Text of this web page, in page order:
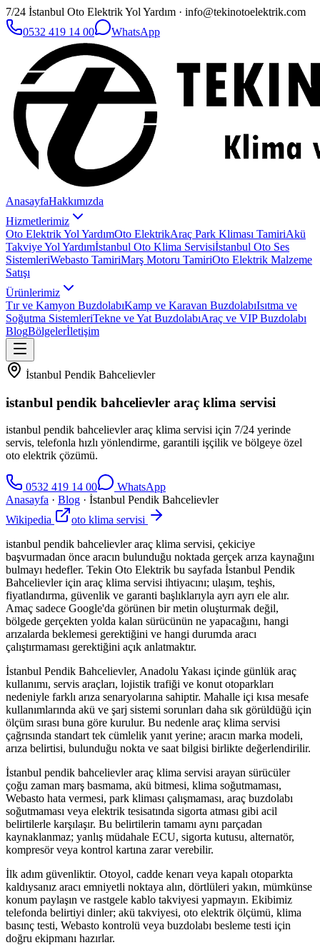
7/24 İstanbul Oto Elektrik Yol Yardım · info@tekinotoelektrik.com
0532 419 14 00
WhatsApp
AnasayfaHakkımızda
Hizmetlerimiz
Oto Elektrik Yol YardımOto ElektrikAraç Park Kliması TamiriAkü
Takviye Yol Yardımİstanbul Oto Klima Servisiİstanbul Oto Ses
SistemleriWebasto TamiriMarş Motoru TamiriOto Elektrik Malzeme
Satışı
Ürünlerimiz
Tır ve Kamyon BuzdolabıKamp ve Karavan BuzdolabıIsıtma ve
Soğutma SistemleriTekne ve Yat BuzdolabıAraç ve VIP Buzdolabı
BlogBölgelerİletişim
İstanbul Pendik Bahcelievler
istanbul pendik bahcelievler araç klima servisi
istanbul pendik bahcelievler araç klima servisi için 7/24 yerinde
servis, telefonla hızlı yönlendirme, garantili işçilik ve bölgeye özel
oto elektrik çözümü.
0532 419 14 00
WhatsApp
Anasayfa · Blog · İstanbul Pendik Bahcelievler
Wikipedia
oto klima servisi
istanbul pendik bahcelievler araç klima servisi, çekiciye
başvurmadan önce aracın bulunduğu noktada gerçek arıza kaynağını
bulmayı hedefler. Tekin Oto Elektrik bu sayfada İstanbul Pendik
Bahcelievler için araç klima servisi ihtiyacını; ulaşım, teşhis,
fiyatlandırma, güvenlik ve garanti başlıklarıyla ayrı ayrı ele alır.
Amaç sadece Google'da görünen bir metin oluşturmak değil,
bölgede gerçekten yolda kalan sürücünün ne yapacağını, hangi
arızalarda beklemesi gerektiğini ve hangi durumda aracı
çalıştırmaması gerektiğini açık anlatmaktır.
İstanbul Pendik Bahcelievler, Anadolu Yakası içinde günlük araç
kullanımı, servis araçları, lojistik trafiği ve konut otoparkları
nedeniyle farklı arıza senaryolarına sahiptir. Mahalle içi kısa mesafe
kullanımlarında akü ve şarj sistemi sorunları daha sık görüldüğü için
ölçüm sırası buna göre kurulur. Bu nedenle araç klima servisi
çağrısında standart tek cümlelik yanıt yerine; aracın marka modeli,
arıza belirtisi, bulunduğu nokta ve saat bilgisi birlikte değerlendirilir.
İstanbul pendik bahcelievler araç klima servisi arayan sürücüler
çoğu zaman marş basmama, akü bitmesi, klima soğutmaması,
Webasto hata vermesi, park kliması çalışmaması, araç buzdolabı
soğutmaması veya elektrik tesisatında sigorta atması gibi acil
belirtilerle karşılaşır. Bu belirtilerin tamamı aynı parçadan
kaynaklanmaz; yanlış müdahale ECU, sigorta kutusu, alternatör,
kompresör veya kontrol kartına zarar verebilir.
İlk adım güvenliktir. Otoyol, cadde kenarı veya kapalı otoparkta
kaldıysanız aracı emniyetli noktaya alın, dörtlüleri yakın, mümkünse
konum paylaşın ve rastgele kablo takviyesi yapmayın. Ekibimiz
telefonda belirtiyi dinler; akü takviyesi, oto elektrik ölçümü, klima
basınç testi, Webasto kontrolü veya buzdolabı besleme testi için
doğru ekipmanı hazırlar.